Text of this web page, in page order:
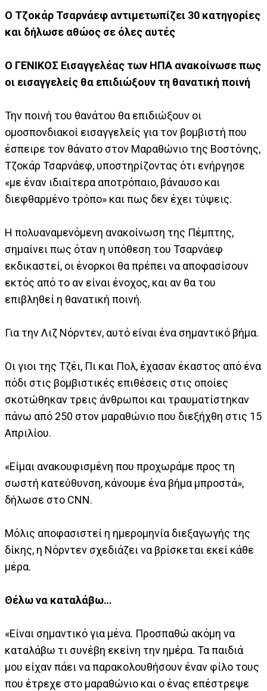
Ο Τζοκάρ Τσαρνάεφ αντιμετωπίζει 30 κατηγορίες
και δήλωσε αθώος σε όλες αυτές
Ο ΓΕΝΙΚΟΣ Εισαγγελέας των ΗΠΑ ανακοίνωσε πως
οι εισαγγελείς θα επιδιώξουν τη θανατική ποινή
Την ποινή του θανάτου θα επιδιώξουν οι
ομοσπονδιακοί εισαγγελείς για τον βομβιστή που
έσπειρε τον θάνατο στον Μαραθώνιο της Βοστόνης,
Τζοκάρ Τσαρνάεφ, υποστηρίζοντας ότι ενήργησε
«με έναν ιδιαίτερα αποτρόπαιο, βάναυσο και
διεφθαρμένο τρόπο» και πως δεν έχει τύψεις.
Η πολυαναμενόμενη ανακοίνωση της Πέμπτης,
σημαίνει πως όταν η υπόθεση του Τσαρνάεφ
εκδικαστεί, οι ένορκοι θα πρέπει να αποφασίσουν
εκτός από το αν είναι ένοχος, και αν θα του
επιβληθεί η θανατική ποινή.
Για την Λιζ Νόρντεν, αυτό είναι ένα σημαντικό βήμα.
Οι γιοι της Τζέι, Πι και Πολ, έχασαν έκαστος από ένα
πόδι στις βομβιστικές επιθέσεις στις οποίες
σκοτώθηκαν τρεις άνθρωποι και τραυματίστηκαν
πάνω από 250 στον μαραθώνιο που διεξήχθη στις 15
Απριλίου.
«Είμαι ανακουφισμένη που προχωράμε προς τη
σωστή κατεύθυνση, κάνουμε ένα βήμα μπροστά»,
δήλωσε στο CNN.
Μόλις αποφασιστεί η ημερομηνία διεξαγωγής της
δίκης, η Νόρντεν σχεδιάζει να βρίσκεται εκεί κάθε
μέρα.
Θέλω να καταλάβω…
«Είναι σημαντικό για μένα. Προσπαθώ ακόμη να
καταλάβω τι συνέβη εκείνη την ημέρα. Τα παιδιά
μου είχαν πάει να παρακολουθήσουν έναν φίλο τους
που έτρεχε στο μαραθώνιο και ο ένας επέστρεψε